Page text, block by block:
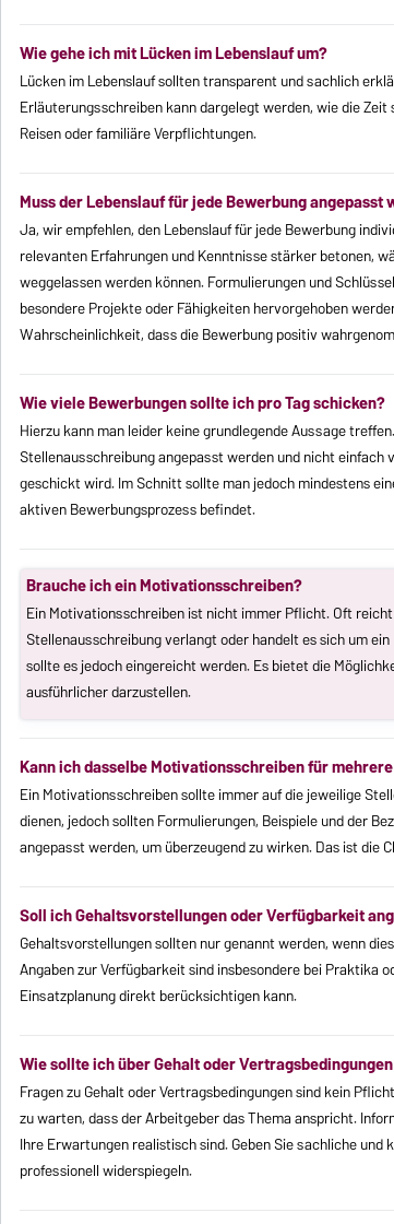
Wie gehe ich mit Lücken im Lebenslauf um?
Lücken im Lebenslauf sollten transparent und sachlich
Erläuterungsschreiben kann dargelegt werden, wie die
Reisen oder familiäre Verpflichtungen.
Muss der Lebenslauf für jede Bewerbung angepasst
Ja, wir empfehlen, den Lebenslauf für jede Bewerbung
relevanten Erfahrungen und Kenntnisse stärker betonen,
weggelassen werden können. Formulierungen und
besondere Projekte oder Fähigkeiten hervorgehoben
Wahrscheinlichkeit, dass die Bewerbung positiv
Wie viele Bewerbungen sollte ich pro Tag schicken?
Hierzu kann man leider keine grundlegende Aussage
Stellenausschreibung angepasst werden und nicht einfach
geschickt wird. Im Schnitt sollte man jedoch mindestens
aktiven Bewerbungsprozess befindet.
Brauche ich ein Motivationsschreiben?
Ein Motivationsschreiben ist nicht immer Pflicht. Oft
Stellenausschreibung verlangt oder handelt es sich um
sollte es jedoch eingereicht werden. Es bietet die
ausführlicher darzustellen.
Kann ich dasselbe Motivationsschreiben für
Ein Motivationsschreiben sollte immer auf die jeweilige
dienen, jedoch sollten Formulierungen, Beispiele und der
angepasst werden, um überzeugend zu wirken. Das ist die
Soll ich Gehaltsvorstellungen oder Verfügbarkeit
Gehaltsvorstellungen sollten nur genannt werden, wenn
Angaben zur Verfügbarkeit sind insbesondere bei Praktika
Einsatzplanung direkt berücksichtigen kann.
Wie sollte ich über Gehalt oder
Fragen zu Gehalt oder Vertragsbedingungen sind kein
zu warten, dass der Arbeitgeber das Thema anspricht.
Ihre Erwartungen realistisch sind. Geben Sie sachliche
professionell widerspiegeln.